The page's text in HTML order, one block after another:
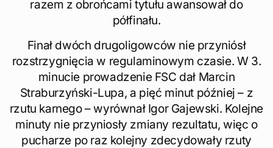
razem z obrońcami tytułu awansował do
półfinału.
Finał dwóch drugoligowców nie przyniósł
rozstrzygnięcia w regulaminowym czasie. W 3.
minucie prowadzenie FSC dał Marcin
Straburzyński-Lupa, a pięć minut później – z
rzutu karnego – wyrównał Igor Gajewski. Kolejne
minuty nie przyniosły zmiany rezultatu, więc o
pucharze po raz kolejny zdecydowały rzuty